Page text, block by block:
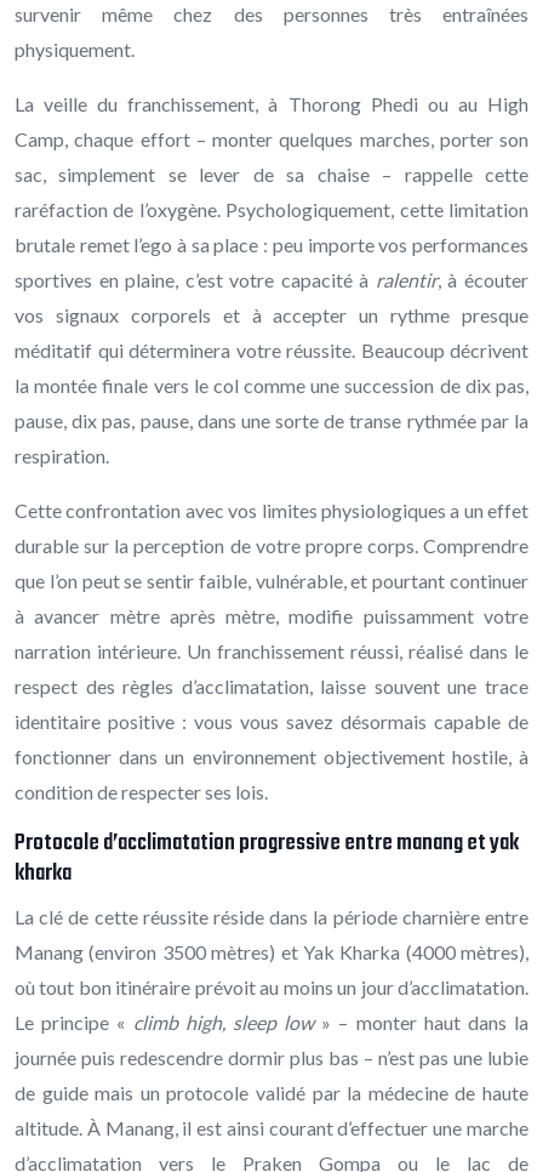
survenir même chez des personnes très entraînées
physiquement.
La veille du franchissement, à Thorong Phedi ou au High
Camp, chaque effort – monter quelques marches, porter son
sac, simplement se lever de sa chaise – rappelle cette
raréfaction de l’oxygène. Psychologiquement, cette limitation
brutale remet l’ego à sa place : peu importe vos performances
sportives en plaine, c’est votre capacité à ralentir, à écouter
vos signaux corporels et à accepter un rythme presque
méditatif qui déterminera votre réussite. Beaucoup décrivent
la montée finale vers le col comme une succession de dix pas,
pause, dix pas, pause, dans une sorte de transe rythmée par la
respiration.
Cette confrontation avec vos limites physiologiques a un effet
durable sur la perception de votre propre corps. Comprendre
que l’on peut se sentir faible, vulnérable, et pourtant continuer
à avancer mètre après mètre, modifie puissamment votre
narration intérieure. Un franchissement réussi, réalisé dans le
respect des règles d’acclimatation, laisse souvent une trace
identitaire positive : vous vous savez désormais capable de
fonctionner dans un environnement objectivement hostile, à
condition de respecter ses lois.
Protocole d’acclimatation progressive entre manang et yak
kharka
La clé de cette réussite réside dans la période charnière entre
Manang (environ 3500 mètres) et Yak Kharka (4000 mètres),
où tout bon itinéraire prévoit au moins un jour d’acclimatation.
Le principe « climb high, sleep low» – monter haut dans la
journée puis redescendre dormir plus bas – n’est pas une lubie
de guide mais un protocole validé par la médecine de haute
altitude. À Manang, il est ainsi courant d’effectuer une marche
d’acclimatation vers le Praken Gompa ou le lac de